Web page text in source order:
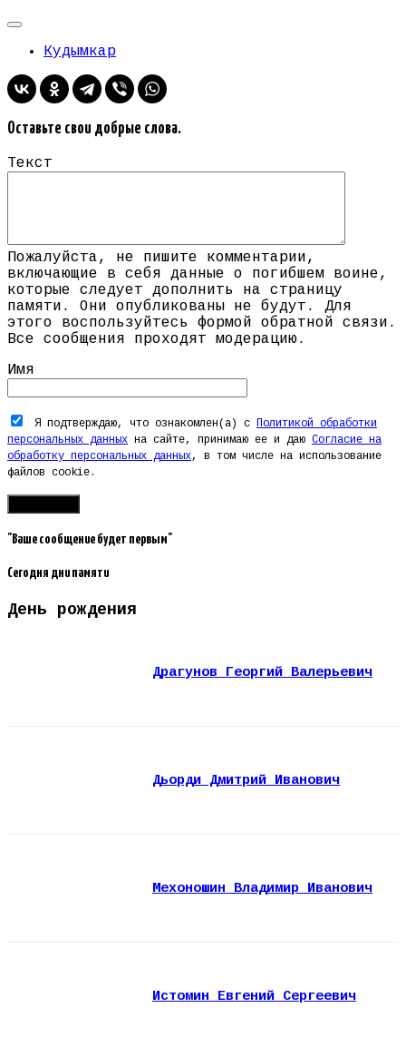
Кудымкар
Оставьте свои добрые слова.
Текст
Пожалуйста, не пишите комментарии,
включающие в себя данные о погибшем воине,
которые следует дополнить на страницу
памяти. Они опубликованы не будут. Для
этого воспользуйтесь формой обратной связи.
Все сообщения проходят модерацию.
Имя
Я подтверждаю, что ознакомлен(а) с
Политикой обработки
персональных данных на сайте, принимаю ее и даю Согласие на
обработку персональных данных, в том числе на использование
файлов cookie.
"Ваше сообщение будет первым"
Сегодня дни памяти
День рождения
Драгунов Георгий Валерьевич
Дьорди Дмитрий Иванович
Мехоношин Владимир Иванович
Истомин Евгений Сергеевич